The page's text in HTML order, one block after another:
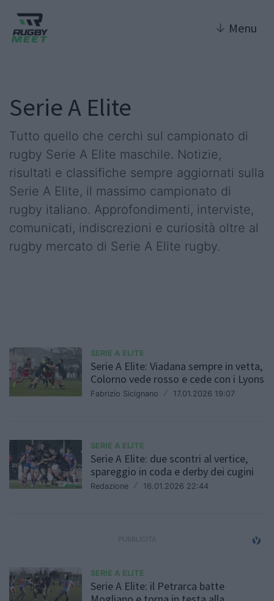
↓ Menu
Serie A Elite
Tutto quello che cerchi sul campionato di
rugby Serie A Elite maschile. Notizie,
risultati e classifiche sempre aggiornati sulla
Serie A Elite, il massimo campionato di
rugby italiano. Approfondimenti, interviste,
comunicati, indiscrezioni e curiosità oltre al
rugby mercato di Serie A Elite rugby.
SERIE A ELITE
Serie A Elite: Viadana sempre in vetta,
Colorno vede rosso e cede con i Lyons
Fabrizio Sicignano / 17.01.2026 19:07
SERIE A ELITE
Serie A Elite: due scontri al vertice,
spareggio in coda e derby dei cugini
Redazione / 16.01.2026 22:44
SERIE A ELITE
Serie A Elite: il Petrarca batte